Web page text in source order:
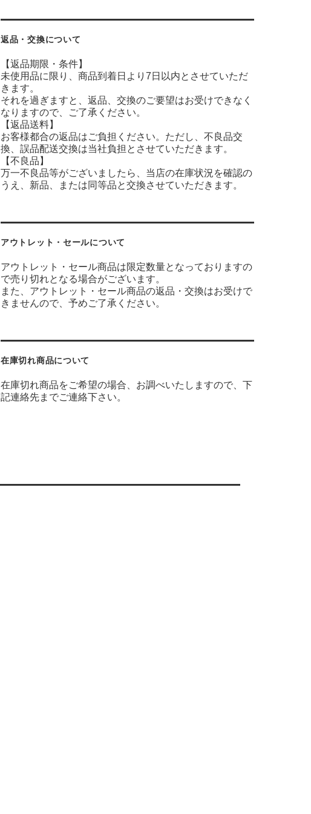
返品・交換について
【返品期限・条件】
未使用品に限り、商品到着日より7日以内とさせていただ
きます。
それを過ぎますと、返品、交換のご要望はお受けできなく
なりますので、ご了承ください。
【返品送料】
お客様都合の返品はご負担ください。ただし、不良品交
換、誤品配送交換は当社負担とさせていただきます。
【不良品】
万一不良品等がございましたら、当店の在庫状況を確認の
うえ、新品、または同等品と交換させていただきます。
アウトレット・セールについて
アウトレット・セール商品は限定数量となっておりますの
で売り切れとなる場合がございます。
また、アウトレット・セール商品の返品・交換はお受けで
きませんので、予めご了承ください。
在庫切れ商品について
在庫切れ商品をご希望の場合、お調べいたしますので、下
記連絡先までご連絡下さい。